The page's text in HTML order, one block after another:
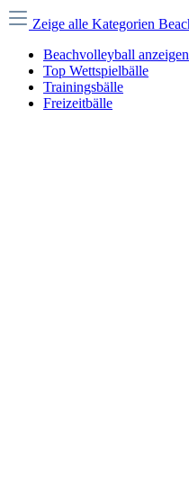
Zeige alle Kategorien
Beachvolleyball anzeigen
Top Wettspielbälle
Trainingsbälle
Freizeitbälle